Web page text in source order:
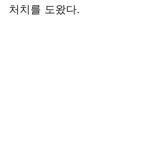
처치를 도왔다.